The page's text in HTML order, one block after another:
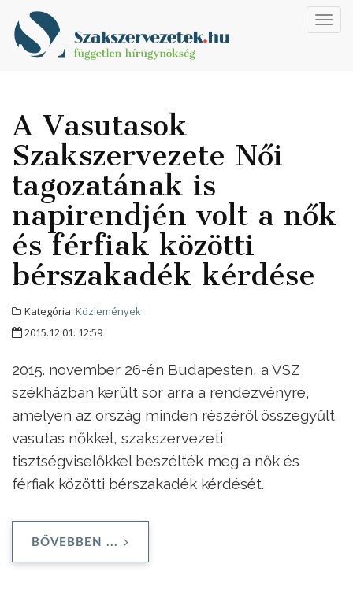
A Vasutasok
Szakszervezete Női
tagozatának is
napirendjén volt a nők
és férfiak közötti
bérszakadék kérdése
Kategória: Közlemények
2015.12.01. 12:59
2015. november 26-én Budapesten, a VSZ
székházban került sor arra a rendezvényre,
amelyen az ország minden részéről összegyűlt
vasutas nőkkel, szakszervezeti
tisztségviselőkkel beszélték meg a nők és
férfiak közötti bérszakadék kérdését.
BŐVEBBEN ...